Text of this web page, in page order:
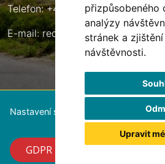
přizpůsobeného
analýzy
stránek a
návštěvnosti.
Upravit
Telefon: +420 461 633 140
E-mail:reditel@zscerekvice.cz
Nastavení souborů cookie
GDPR